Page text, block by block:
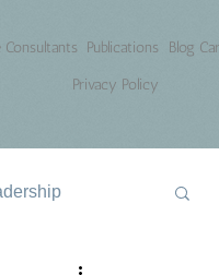
Consultants Publications
Blog
Privacy Policy